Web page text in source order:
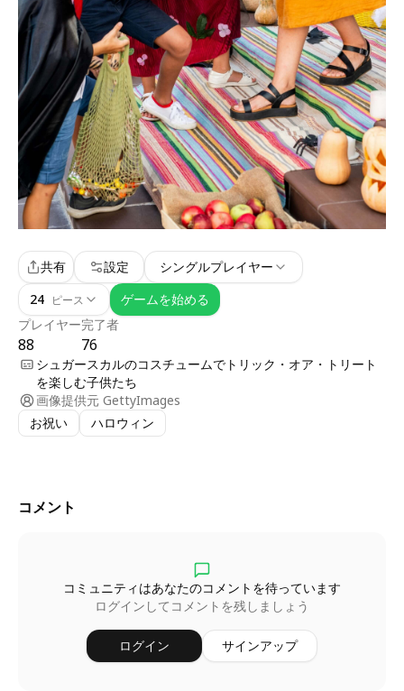
プレイヤー
88
完了者
76
共有 設定
シングルプレイヤー
24 ピース ゲームを始める
シュガースカルのコスチュームでトリック・オア・トリート
を楽しむ子供たち
画像提供元 GettyImages
お祝い
ハロウィン
コメント
コミュニティはあなたのコメントを待っています
ログインしてコメントを残しましょう
ログイン サインアップ